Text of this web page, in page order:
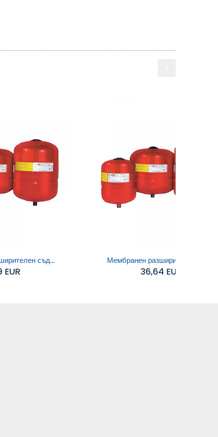
съд...
EUR
Мембранен разширителен съд...
36,64 EUR